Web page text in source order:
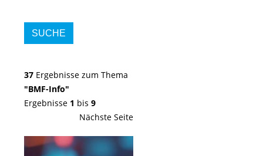
SUCHE
37 Ergebnisse zum Thema
"BMF-Info"
Ergebnisse 1 bis 9
Nächste Seite